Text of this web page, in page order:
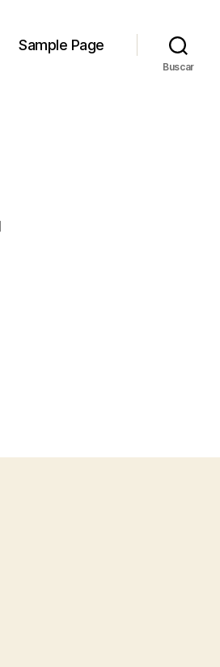
Sample Page
Buscar